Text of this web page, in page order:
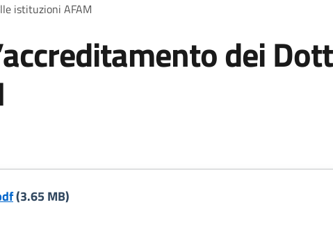
istituzioni AFAM
dei
(3.65 MB)